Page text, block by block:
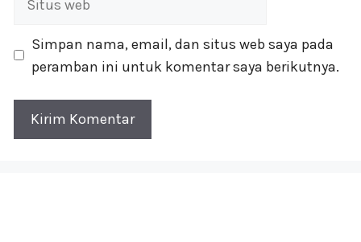
Simpan nama, email, dan situs web saya pada
peramban ini untuk komentar saya berikutnya.